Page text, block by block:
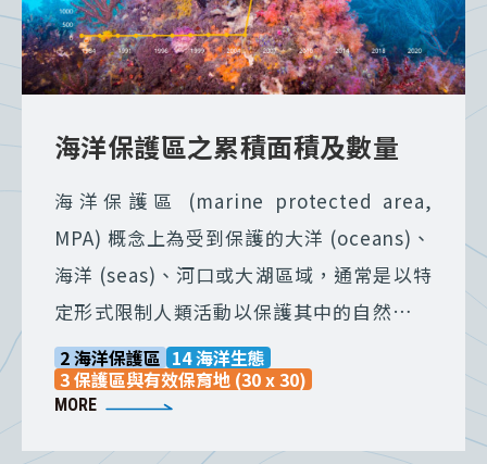
海洋保護區之累積面積及數量
海洋保護區 (marine protected area,
MPA) 概念上為受到保護的大洋 (oceans)、
海洋 (seas)、河口或大湖區域，通常是以特
定形式限制人類活動以保護其中的自然或文
化資源，因此海洋保護區佔領海水域之面積
比是重要的永續指標。
2 海洋保護區 14 海洋生態
3 保護區與有效保育地 (30 x 30)
MORE